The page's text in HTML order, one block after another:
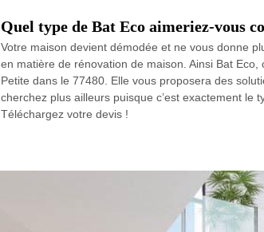
Quel type de Bat Eco aimeriez-vous
Votre maison devient démodée et ne vous donne
en matière de rénovation de maison. Ainsi Bat
Petite dans le 77480. Elle vous proposera des
cherchez plus ailleurs puisque c’est exactement le
Téléchargez votre devis !